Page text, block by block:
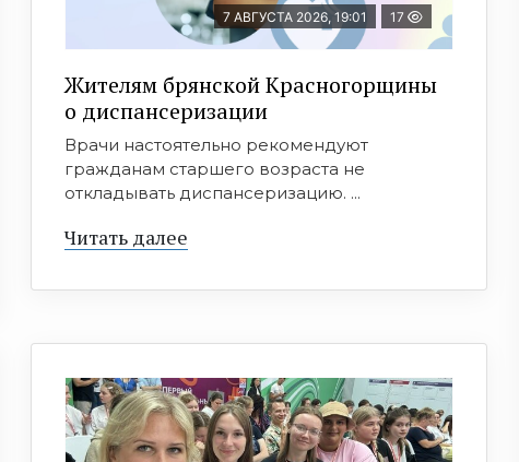
7 АВГУСТА 2026, 19:01 17
Жителям брянской Красногорщины
о диспансеризации
Врачи настоятельно рекомендуют
гражданам старшего возраста не
откладывать диспансеризацию. ...
Читать далее